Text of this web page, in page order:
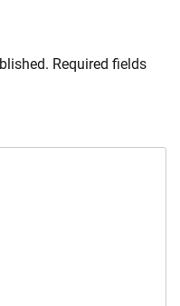
Required fields